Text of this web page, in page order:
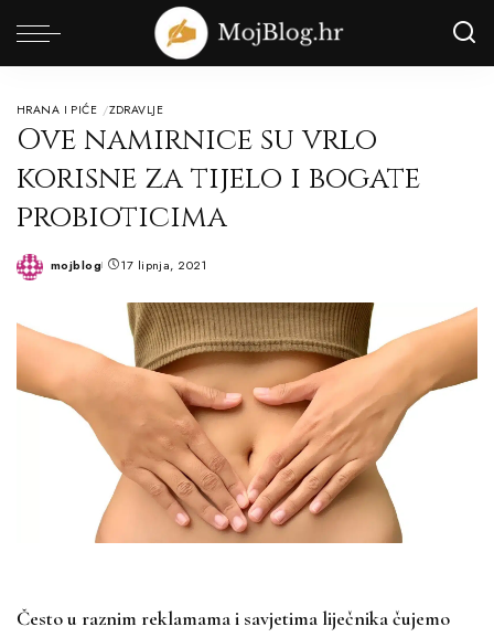
HRANA I PIĆE ZDRAVLJE
Ove namirnice su vrlo
korisne za tijelo i bogate
probioticima
Posted
mojblog 17 lipnja, 2021
Često u raznim reklamama i savjetima liječnika čujemo